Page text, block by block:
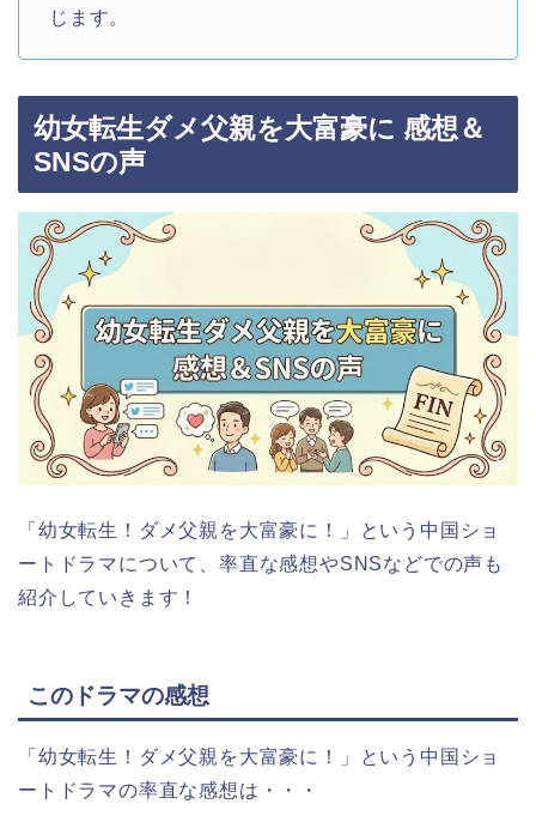
じます。
幼女転生ダメ父親を大富豪に 感想＆
SNSの声
「幼女転生！ダメ父親を大富豪に！」
という中国ショ
ートドラマについて、率直な感想やSNSなどでの声も
紹介していきます！
このドラマの感想
「幼女転生！ダメ父親を大富豪に！」
という中国ショ
ートドラマの率直な感想は・・・